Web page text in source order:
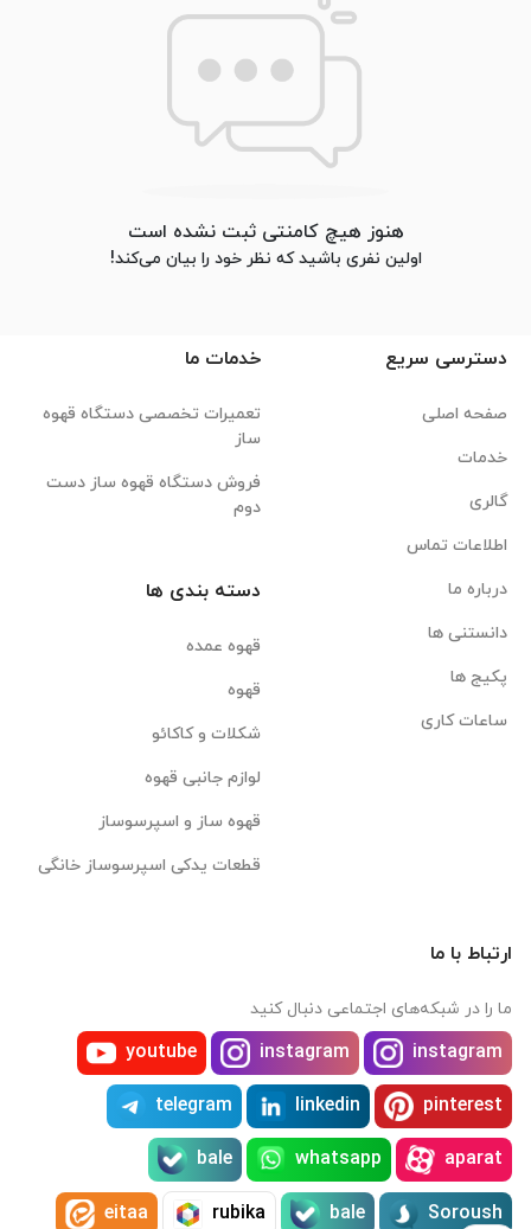
هنوز هیچ کامنتی ثبت نشده است
اولین نفری باشید که نظر خود را بیان می‌کند!
دسترسی سریع
صفحه اصلی
خدمات
گالری
اطلاعات تماس
درباره ما
دانستنی ها
پکیج ها
ساعات کاری
خدمات ما
تعمیرات تخصصی دستگاه قهوه
ساز
فروش دستگاه قهوه ساز دست
دوم
دسته بندی ها
قهوه عمده
قهوه
شکلات و کاکائو
لوازم جانبی قهوه
قهوه ساز و اسپرسوساز
قطعات یدکی اسپرسوساز خانگی
ارتباط با ما
ما را در شبکه‌های اجتماعی دنبال کنید
instagram
instagram
youtube
pinterest
linkedin
telegram
aparat
whatsapp
bale
Soroush
bale
rubika
eitaa